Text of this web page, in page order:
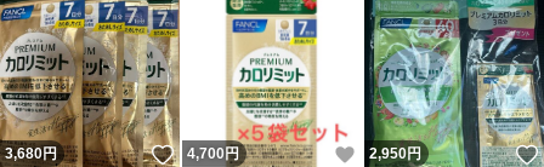
3,680円 いいね！
4,700 円 いいね！
2,950円